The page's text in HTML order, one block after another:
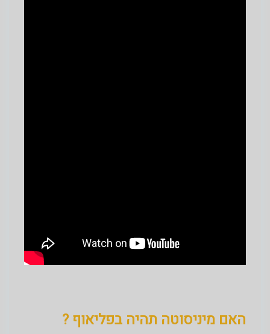
האם מיניסוטה תהיה בפליאוף ?